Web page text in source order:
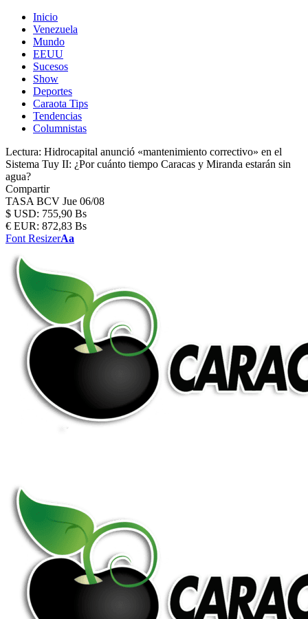
Inicio
Venezuela
Mundo
EEUU
Sucesos
Show
Deportes
Caraota Tips
Tendencias
Columnistas
Lectura: Hidrocapital anunció «mantenimiento correctivo» en el
Sistema Tuy II: ¿Por cuánto tiempo Caracas y Miranda estarán sin
agua?
Compartir
TASA BCV Jue 06/08
$ USD: 755,90 Bs
€ EUR: 872,83 Bs
Font ResizerAa